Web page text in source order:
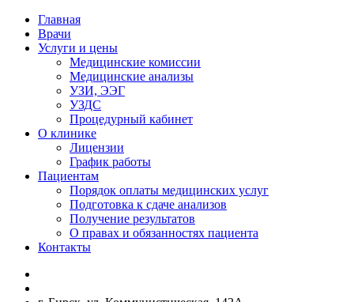
Главная
Врачи
Услуги и цены
Медицинские комиссии
Медицинские анализы
УЗИ, ЭЭГ
УЗДС
Процедурный кабинет
О клинике
Лицензии
График работы
Пациентам
Порядок оплаты медицинских услуг
Подготовка к сдаче анализов
Получение результатов
О правах и обязанностях пациента
Контакты